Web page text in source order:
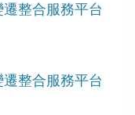
整合服務平台
整合服務平台